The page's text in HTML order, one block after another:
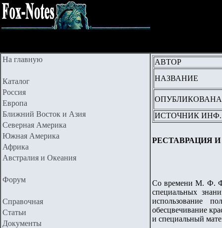
На главную
Каталог
Россия
Европа
Ближний Восток и Азия
Северная Америка
Южная Америка
Африка
Австралия и Океания
Форум
Справочная
Статьи
Документы
АВТОР
НАЗВАНИЕ
ОПУБЛИКОВАНА
ИСТОЧНИК ИНФ.
РЕСТАВРАЦИЯ
Со времени М. Ф.
специальных
использование
обесцвечивание
и специальный